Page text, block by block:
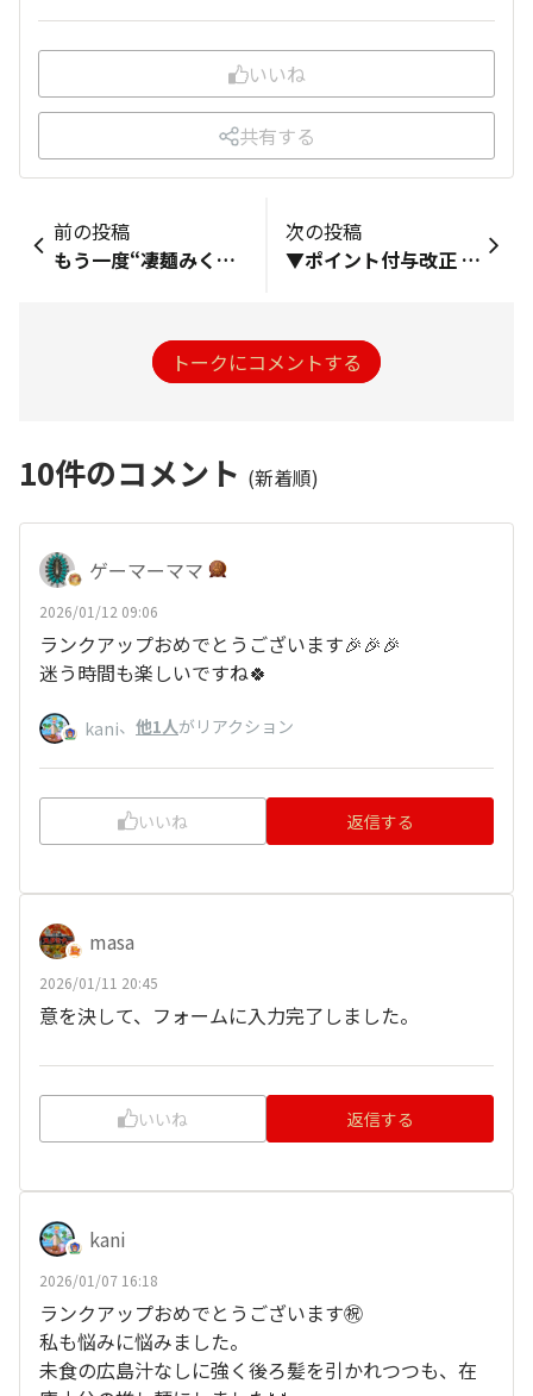
いいね
共有する
前の投稿
もう一度“凄麺みくじ”を引いてみたら… なんと！ 凄大吉！ びっくりです 願い事が「きっと叶う」らしいので 期待していようと思います😊
次の投稿
▼ポイント付与改正 これからはポイント貯めにくくなりそうですね。ほぼいいねでランクアップする人が増えたからですかね。だったら投稿の方を手厚くしていただけると嬉しいんですがね。現状は画像付きでもナシでも5ポイントですよね。画像付きだったらポイントを多少増やしてみるとか。投稿しても各コンテンツに付きポイントが付与されるのは1回限りでしょ。これからランクアップを目指す方は大変ですね。
トークにコメントする
10件のコメント (新着順)
ゲーマーママ
2026/01/12 09:06
ランクアップおめでとうございます🎉🎉🎉
迷う時間も楽しいですね🍀
kani、 他1人がリアクション
いいね 返信する
masa
2026/01/11 20:45
意を決して、フォームに入力完了しました。
いいね 返信する
kani
2026/01/07 16:18
ランクアップおめでとうございます㊗️
私も悩みに悩みました。
未食の広島汁なしに強く後ろ髪を引かれつつも、在